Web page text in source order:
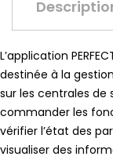
L’application
destinée à la
sur les centrales de
commander les
vérifier l’état des
visualiser des